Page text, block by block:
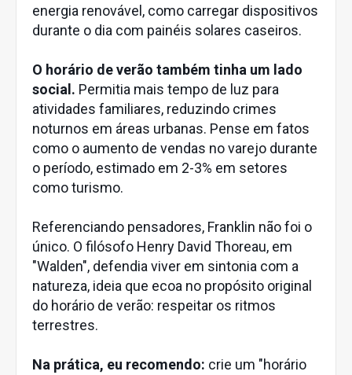
energia renovável, como carregar dispositivos
durante o dia com painéis solares caseiros.
O horário de verão também tinha um lado
social. Permitia mais tempo de luz para
atividades familiares, reduzindo crimes
noturnos em áreas urbanas. Pense em fatos
como o aumento de vendas no varejo durante
o período, estimado em 2-3% em setores
como turismo.
Referenciando pensadores, Franklin não foi o
único. O filósofo Henry David Thoreau, em
"Walden", defendia viver em sintonia com a
natureza, ideia que ecoa no propósito original
do horário de verão: respeitar os ritmos
terrestres.
Na prática, eu recomendo: crie um "horário